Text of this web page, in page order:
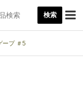
検索 
プ ＃5